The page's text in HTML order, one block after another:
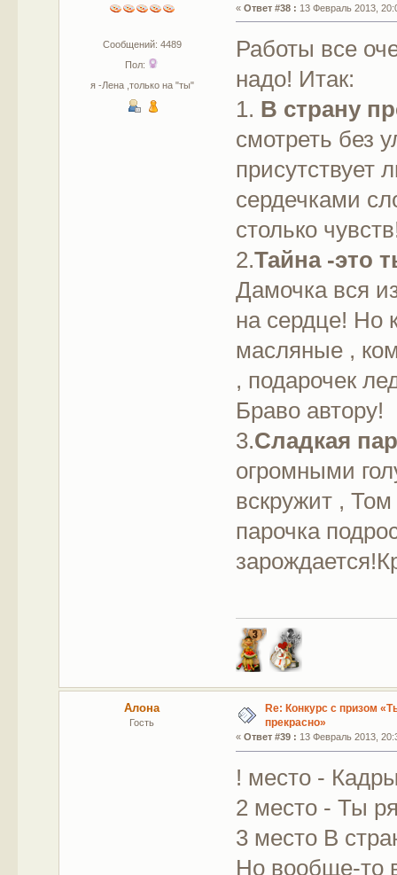
Сообщений: 4489
Пол:
я -Лена ,только на "ты"
«Ответ #38 : 13 Февраль 2013,
Работы все
надо! Итак:
1. В страну
смотреть без
присутствует
сердечками
столько
2.Тайна -это
Дамочка вся
на сердце! Но
масляные ,
, подарочек
Браво автору!
3.Сладкая
огромными
вскружит ,
парочка
Алона
Гость
Re: Конкурс с призом
прекрасно»
«Ответ #39 : 13 Февраль 2013,
! место -
2 место - Ты
3 место В
Но вообще-то